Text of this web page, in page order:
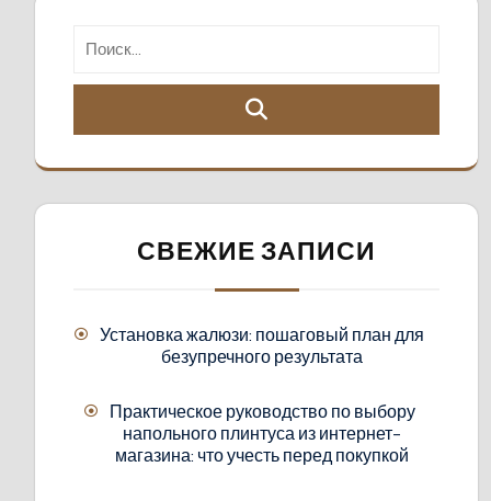
СВЕЖИЕ ЗАПИСИ
Установка жалюзи: пошаговый план для
безупречного результата
Практическое руководство по выбору
напольного плинтуса из интернет-
магазина: что учесть перед покупкой